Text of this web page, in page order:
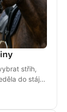
střih,
do stáje,